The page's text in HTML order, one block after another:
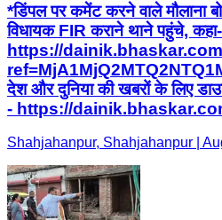
*डिंपल पर कमेंट करने वाले मौलाना
विधायक FIR कराने थाने पहुंचे, कहा-
https://
देश और दुनिया की खबरों के लिए
- https://
Shahjahanpur, Shahjahanpur |